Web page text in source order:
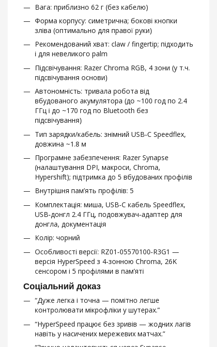
Вага: приблизно 62 г (без кабелю)
Форма корпусу: симетрична; бокові кнопки
зліва (оптимально для правої руки)
Рекомендований хват: claw / fingertip; підходить
і для невеликого palm
Підсвічування: Razer Chroma RGB, 4 зони (у т.ч.
підсвічування основи)
Автономність: тривала робота від
вбудованого акумулятора (до ~100 год по 2.4
ГГц і до ~170 год по Bluetooth без
підсвічування)
Тип зарядки/кабель: знімний USB‑C Speedflex,
довжина ~1.8 м
Програмне забезпечення: Razer Synapse
(налаштування DPI, макроси, Chroma,
Hypershift); підтримка до 5 вбудованих профілів
Внутрішня пам’ять профілів: 5
Комплектація: миша, USB‑C кабель Speedflex,
USB‑донгл 2.4 ГГц, подовжувач‑адаптер для
донгла, документація
Колір: чорний
Особливості версії: RZ01‑05570100‑R3G1 —
версія HyperSpeed з 4‑зонною Chroma, 26K
сенсором і 5 профілями в пам’яті
Соціальний доказ
“Дуже легка і точна — помітно легше
контролювати мікрофліки у шутерах.”
“HyperSpeed працює без зривів — жодних лагів
навіть у насичених мережевих матчах.”